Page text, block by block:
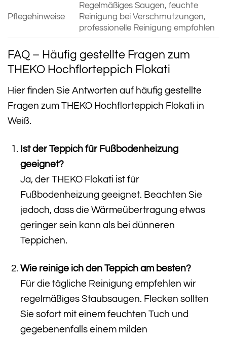
Pflegehinweise
Regelmäßiges Saugen, feuchte
Reinigung bei Verschmutzungen,
professionelle Reinigung empfohlen
FAQ – Häufig gestellte Fragen zum
THEKO Hochflorteppich Flokati
Hier finden Sie Antworten auf häufig gestellte
Fragen zum THEKO Hochflorteppich Flokati in
Weiß.
Ist der Teppich für Fußbodenheizung
geeignet?
Ja, der THEKO Flokati ist für
Fußbodenheizung geeignet. Beachten Sie
jedoch, dass die Wärmeübertragung etwas
geringer sein kann als bei dünneren
Teppichen.
Wie reinige ich den Teppich am besten?
Für die tägliche Reinigung empfehlen wir
regelmäßiges Staubsaugen. Flecken sollten
Sie sofort mit einem feuchten Tuch und
gegebenenfalls einem milden